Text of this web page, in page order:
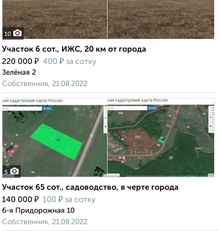
10
Участок 6 сот., ИЖС, 20 км от города
220 000 ₽ 400 ₽ за сотку
Зелёная 2
Собственник, 21.08.2022
5
Участок 65 сот., садоводство, в черте города
140 000 ₽ 100 ₽ за сотку
6-я Придорожная 10
Собственник, 21.08.2022